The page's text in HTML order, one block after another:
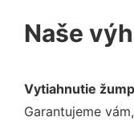
Naše
Vytiahnutie
Garantujeme